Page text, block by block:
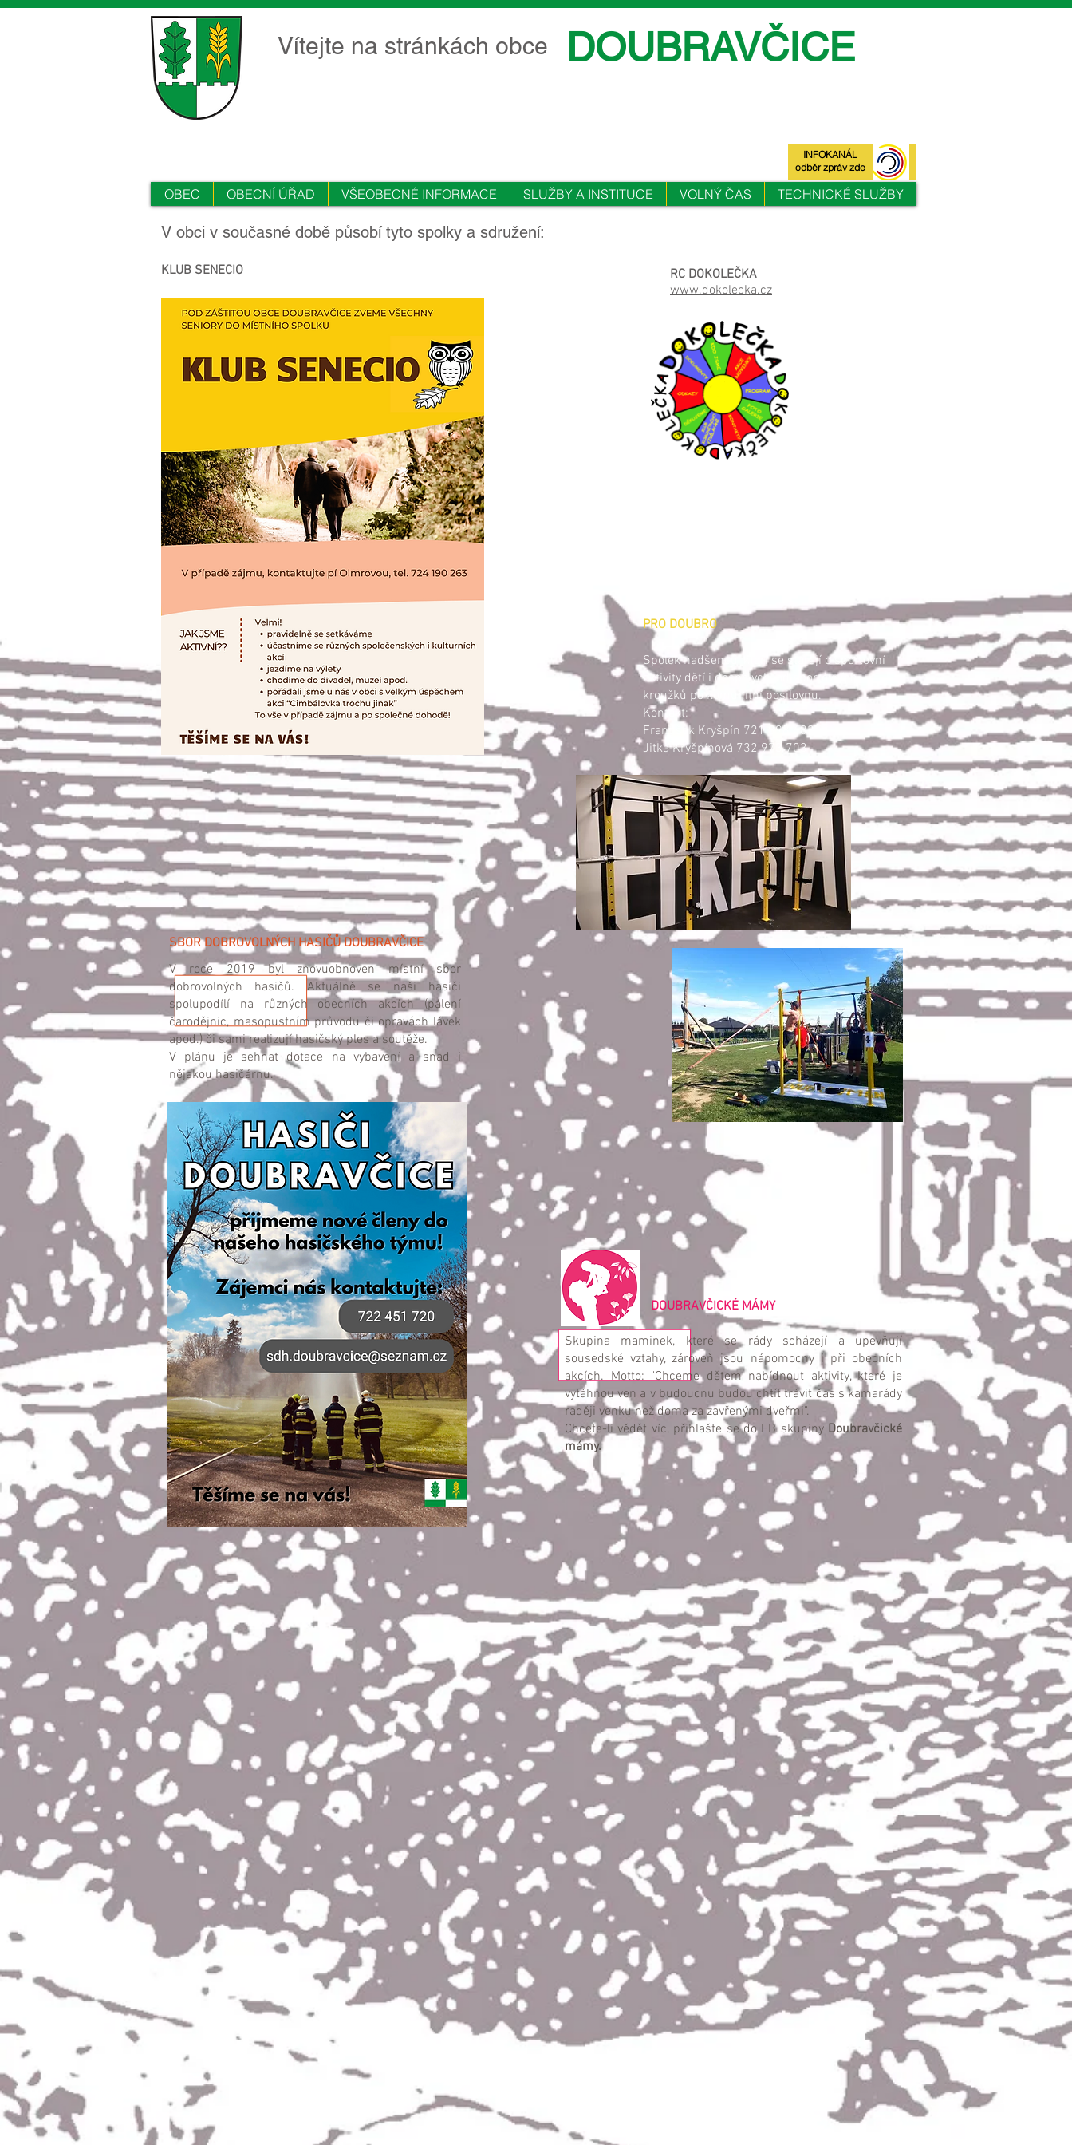
Vítejte na stránkách obce DOUBRAVČICE
INFOKANÁL
odběr zpráv zde
OBEC OBECNÍ ÚŘAD VŠEOBECNÉ INFORMACE SLUŽBY A INSTITUCE VOLNÝ ČAS TECHNICKÉ SLUŽBY
V obci v současné době působí tyto spolky a sdružení:
KLUB SENECIO
RC DOKOLEČKA
www.dokolecka.cz
SBOR DOBROVOLNÝCH HASIČŮ DOUBRAVČICE
V roce 2019 byl znovuobnoven místní sbor
dobrovolných hasičů. Aktuálně se naši hasiči
spolupodílí na různých obecních akcích (pálení
čarodějnic, masopustním průvodu či opravách lávek
apod.) či sami realizují hasičský ples a soutěže.
V plánu je sehnat dotace na vybavení a snad i
nějakou hasičárnu.
PRO DOUBRO
Spolek nadšenců, kteří se starají o sportovní
aktivity dětí i dospělých, od sportovních
kroužků po komunitní posilovnu.
Kontakt:
František Kryšpín 721 898 683
Jitka Kryšpínová 732 973 703
DOUBRAVČICKÉ MÁMY
Skupina maminek, které se rády scházejí a upevňují
sousedské vztahy, zároveň jsou nápomocny i při obecních
akcích. Motto: "Chceme dětem nabídnout aktivity, které je
vytáhnou ven a v budoucnu budou chtít trávit čas s kamarády
raději venku než doma za zavřenými dveřmi".
Chcete-li vědět víc, přihlašte se do FB skupiny Doubravčické
mámy.